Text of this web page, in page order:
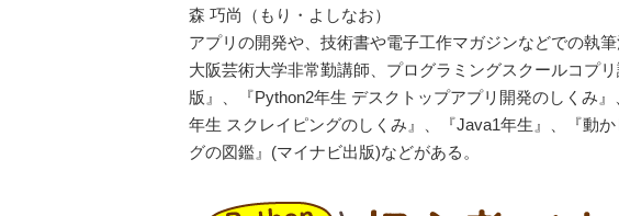
森 巧尚（もり・よしなお）
アプリの開発や、技術書や電子工作マガジンなどでの執
大阪芸術大学非常勤講師、プログラミングスクールコプ
版』、『Python2年生 デスクトップアプリ開発のしくみ
年生 スクレイピングのしくみ』、『Java1年生』、『動
グの図鑑』(マイナビ出版)などがある。